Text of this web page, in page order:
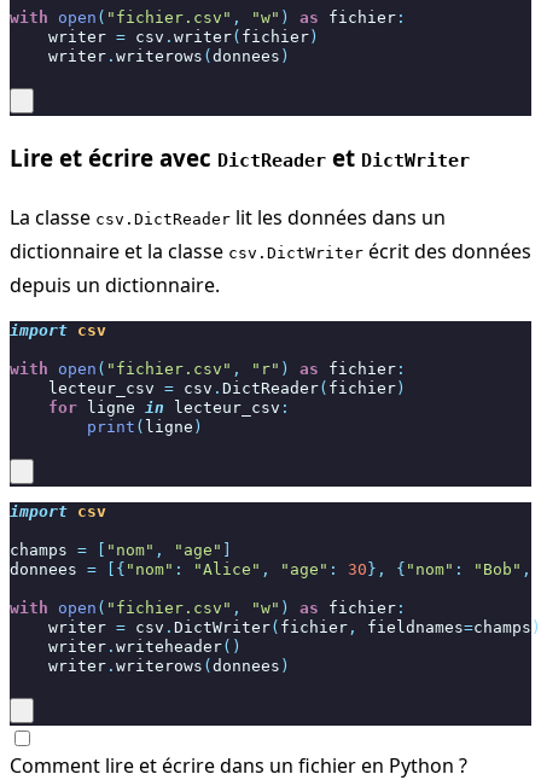
with open ( "fichier.csv" , "w" ) as fichier :
writer = csv . writer( fichier )
writer . writerows ( donnees )
Lire et écrire avec DictReader et DictWriter
La classe csv.DictReader lit les données dans un
dictionnaire et la classe csv.DictWriter écrit des données
depuis un dictionnaire.
import csv
with open ( "fichier.csv" , "r" ) as fichier :
lecteur_csv = csv . DictReader( fichier )
for
ligne in lecteur_csv :
print ( ligne )
import csv
champs = "nom" , "age"
donnees = [{ "nom" : "Alice" , "age" : 30 }, { "nom" : "Bob" ,
with open ( "fichier.csv" , "w" ) as fichier :
writer = csv . DictWriter( fichier , fieldnames=champs )
writer . writeheader()
writer . writerows ( donnees )
Comment lire et écrire dans un fichier en Python ?